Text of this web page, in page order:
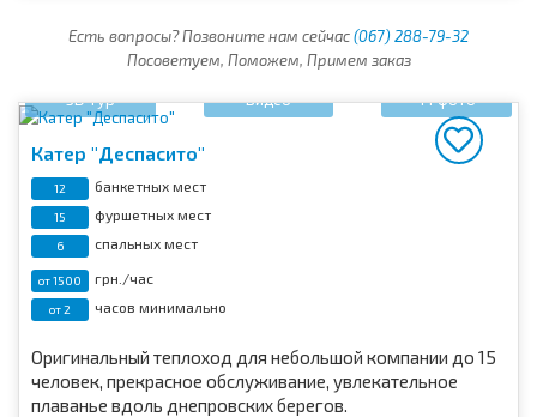
Есть вопросы? Позвоните нам сейчас(067) 288-79-32
Посоветуем, Поможем, Примем заказ
3D тур Видео 14 фото
Катер "Деспасито"
12 банкетных мест
15 фуршетных мест
6 спальных мест
от 1500 грн./час
от 2 часов минимально
Оригинальный теплоход для небольшой компании до 15
человек, прекрасное обслуживание, увлекательное
плаванье вдоль днепровских берегов.